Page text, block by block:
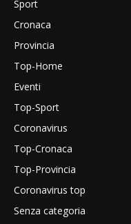
Sport
Cronaca
Provincia
Top-Home
Eventi
Top-Sport
Coronavirus
Top-Cronaca
Top-Provincia
Coronavirus top
Senza categoria